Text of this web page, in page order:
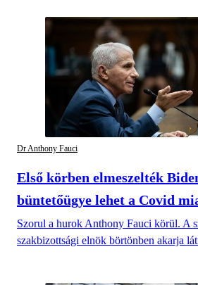
Dr Anthony Fauci
Első körben elmeszelték
büntetőügye lehet a Covid
Szorul a hurok Anthony Fauci körül. A
szakbizottsági elnök börtönben akarja